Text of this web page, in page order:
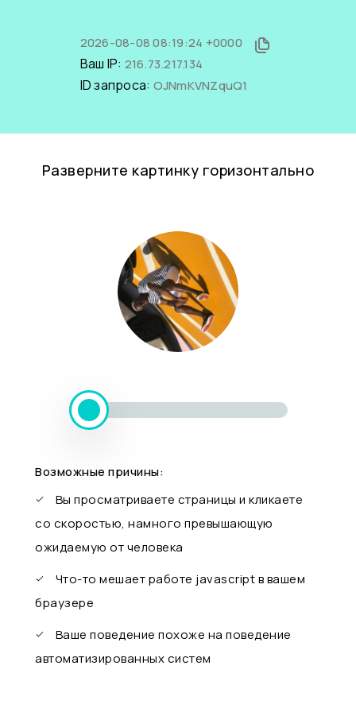
2026-08-08 08:19:24 +0000
Ваш IP: 216.73.217.134
ID запроса: OJNmKVNZquQ1
Разверните картинку горизонтально
Возможные причины:
Вы просматриваете страницы и кликаете
со скоростью, намного превышающую
ожидаемую от человека
Что-то мешает работе javascript в вашем
браузере
Ваше поведение похоже на поведение
автоматизированных систем